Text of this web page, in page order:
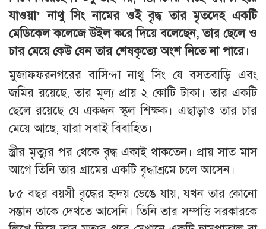
যাওয়া’ নাথু সিং নামের ওই বৃদ্ধ তার মৃতদেহ একটি
মেডিকেল কলেজে উইল করে দিয়ে বলেছেন, তার ছেলে ও
চার মেয়ে কেউ যেন তার শেষকৃত্যে অংশ নিতে না পারে।
মুজাফফরনগরের বাসিন্দা নাথু সিং যে বসতবাড়ি এবং
জমির রয়েছে, তার মূল্য প্রায় ২ কোটি টাকা। তার একটি
ছেলে রয়েছে যে একজন স্কুল শিক্ষক। এছাড়াও তার চার
মেয়ে আছে, যারা সবাই বিবাহিত।
স্ত্রীর মৃত্যুর পর থেকে বৃদ্ধ একাই থাকতেন। প্রায় সাত মাস
আগে তিনি তার গ্রামের একটি বৃদ্ধাশ্রমে চলে আসেন।
৮৫ বছর বয়সী বৃদ্ধের হৃদয় ভেঙে যায়, যখন তার কোনো
সন্তান তাকে দেখতে আসেনি। তিনি তার সম্পত্তি সরকারকে